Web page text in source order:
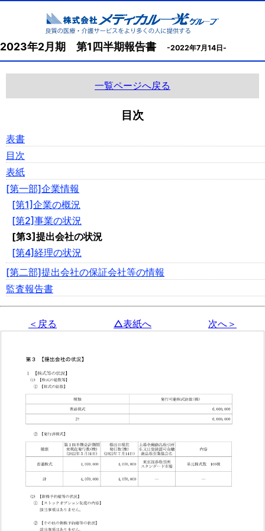
2023年2月期 第1四半期報告書 -2022年7月14日-
一覧ページへ戻る
目次
表書
目次
表紙
[第一部]企業情報
[第1]企業の概況
[第2]事業の状況
[第3]提出会社の状況
[第4]経理の状況
[第二部]提出会社の保証会社等の情報
監査報告書
＜戻る △表紙へ 次へ＞